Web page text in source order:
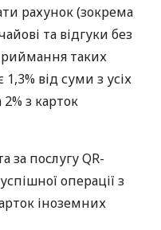
рахунок (зокрема
та відгуки без
таких
від суми з усіх
2% з карток
за послугу QR-
операції з
іноземних